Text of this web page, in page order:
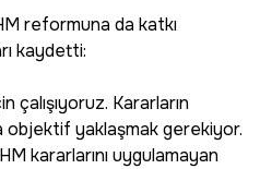
reformuna da katkı
kaydetti:
çalışıyoruz. Kararların
objektif yaklaşmak gerekiyor.
kararlarını uygulamayan